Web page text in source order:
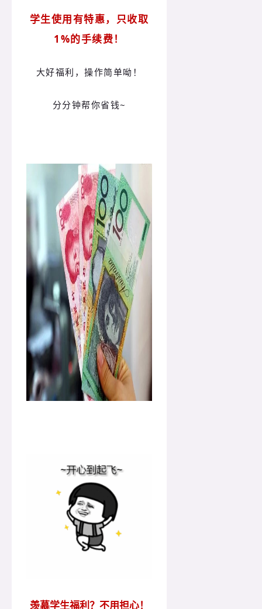
学生使用有特惠， 只收取
1%的手续费！
大好福利，操作简单呦！
分分钟帮你省钱~
羡慕学生福利？不用担心！